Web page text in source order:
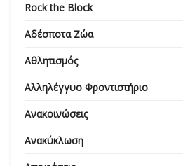
Rock the Block
Αδέσποτα Ζώα
Αθλητισμός
Αλληλέγγυο Φροντιστήριο
Ανακοινώσεις
Ανακύκλωση